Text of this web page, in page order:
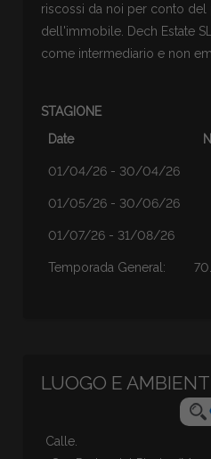
riscossi da noi per conto del
dell'immobile. Dech Estate
come intermediario e non
STAGIONE
Date
01/04/26 - 30/04/26
01/05/26 - 30/06/26
01/07/26 - 31/08/26
Temporada General:
LUOGO E
Calle.